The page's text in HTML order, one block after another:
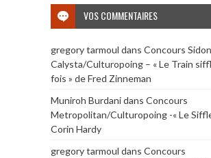
VOS COMMENTAIRES
gregory tarmoul dans Concours
Calysta/Culturopoing – « Le Train
fois » de Fred Zinneman
Muniroh Burdanidans Concours
Metropolitan/Culturopoing -« Le
Corin Hardy
gregory tarmoul dans Concours